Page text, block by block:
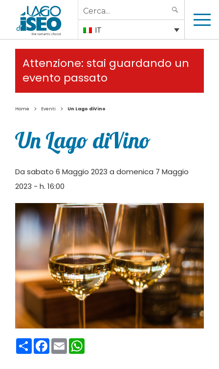
Search
for:
IT
Attenzione: stai guardando un
evento passato
Home > Eventi > Un Lago diVino
Un Lago diVino
Da sabato 6 Maggio 2023 a domenica 7 Maggio
2023 - h. 16:00
CondividiFacebook
Email